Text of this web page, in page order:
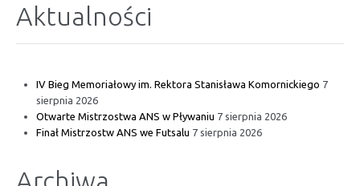
Aktualności
IV Bieg Memoriałowy im. Rektora Stanisława Komornickiego 7
sierpnia 2026
Otwarte Mistrzostwa ANS w Pływaniu 7 sierpnia 2026
Finał Mistrzostw ANS we Futsalu 7 sierpnia 2026
Archiwa